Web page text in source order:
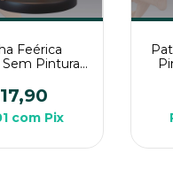
Feérica
Pintura,
de Mesa
com Pix